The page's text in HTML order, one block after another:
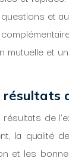
et
mutuelle et
résultats
de
la qualité
et les